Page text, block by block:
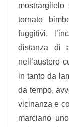
tornato
fuggitivi,
distanza di
nell’austero
in tanto da
da tempo,
vicinanza e
marciano